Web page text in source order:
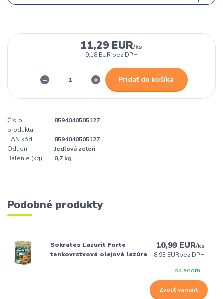
11,29 EUR/ks
9,18 EUR bez DPH
Pridať do košíka
Číslo
produktu:
8594040505127
EAN kód:
8594040505127
Odtieň:
Jedľová zeleň
Balenie (kg):
0,7 kg
Podobné produkty
Sokrates Lazurit Forte
tenkovrstvová olejová lazúra
10,99 EUR/ks
8,93 EURbez DPH
skladom
Zvoliť variant